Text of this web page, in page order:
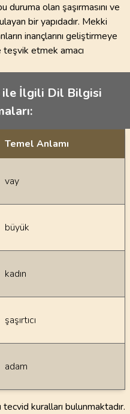
duruma olan şaşırmasını ve
bir yapıdadır. Mekki
inançlarını geliştirmeye
teşvik etmek amacı
ile İlgili Dil Bilgisi
Temel Anlamı
vay
büyük
kadın
şaşırtıcı
adam
kuralları bulunmaktadır.